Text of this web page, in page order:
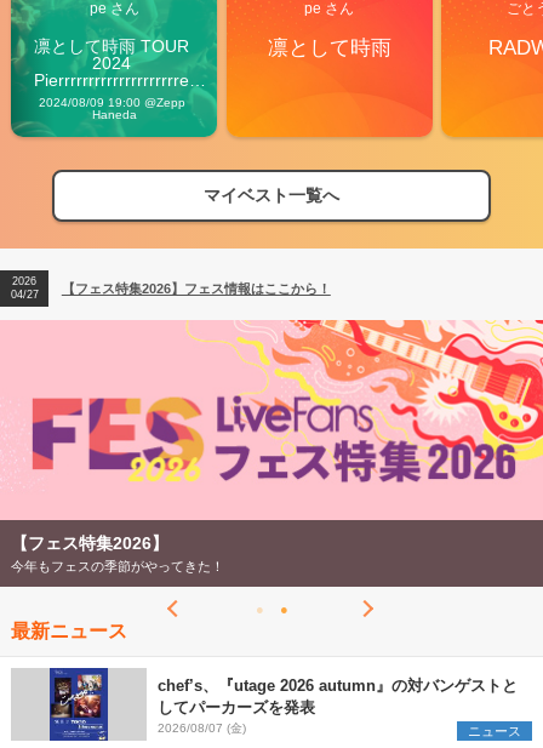
pe さん
凛として時雨 TOUR
2024
Pierrrrrrrrrrrrrrrrrrrre
Vibes
2024/08/09 19:00 @Zepp
Haneda
pe さん
凛として時雨
ごと
マイベスト一覧へ
【フェス特集2026】フェス情報はここから！
【ライブ動員ランキング】2026年上半期編発表！
2026
04/27
【フェス特集2026】フェス情報はここから！
2026
【ライブ動員ランキング】2026年上半期編発表！
【フェス特集2026】
今年もフェスの季節がやってきた！
最新ニュース
chef’s、『utage 2026 autumn』の対バンゲストと
してパーカーズを発表
2026/08/07 (金) ニュース